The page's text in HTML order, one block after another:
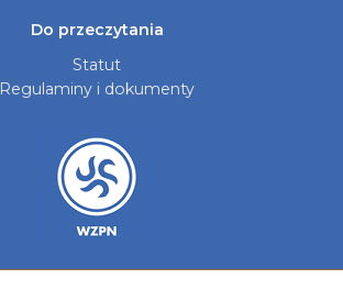
Do przeczytania
Statut
Regulaminy i dokumenty